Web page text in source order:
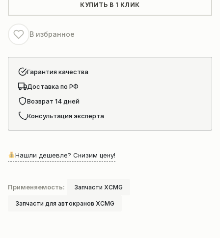
автокрана
xcmg
xct
КУПИТЬ В 1 КЛИК
В избранное
Гарантия качества
Доставка по РФ
Возврат 14 дней
Консультация эксперта
Нашли дешевле? Снизим цену!
Применяемость: Запчасти XCMG
Запчасти для автокранов XCMG